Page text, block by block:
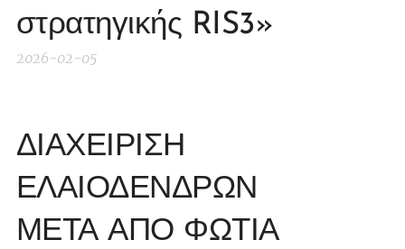
στρατηγικής RIS3»
2026-02-05
ΔΙΑΧΕΙΡΙΣΗ
ΕΛΑΙΟΔΕΝΔΡΩΝ
ΜΕΤΑ ΑΠΟ ΦΩΤΙΑ